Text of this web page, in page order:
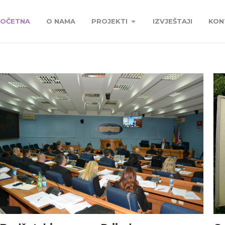
O NAMA PROJEKTI IZVJEŠTAJI